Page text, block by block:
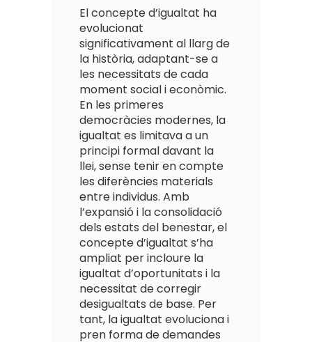
El concepte d’igualtat ha
evolucionat
significativament al llarg de
la història, adaptant-se a
les necessitats de cada
moment social i econòmic.
En les primeres
democràcies modernes, la
igualtat es limitava a un
principi formal davant la
llei, sense tenir en compte
les diferències materials
entre individus. Amb
l’expansió i la consolidació
dels estats del benestar, el
concepte d’igualtat s’ha
ampliat per incloure la
igualtat d’oportunitats i la
necessitat de corregir
desigualtats de base. Per
tant, la igualtat evoluciona i
pren forma de demandes